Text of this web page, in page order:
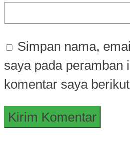
Simpan nama,
saya pada peramban
komentar saya